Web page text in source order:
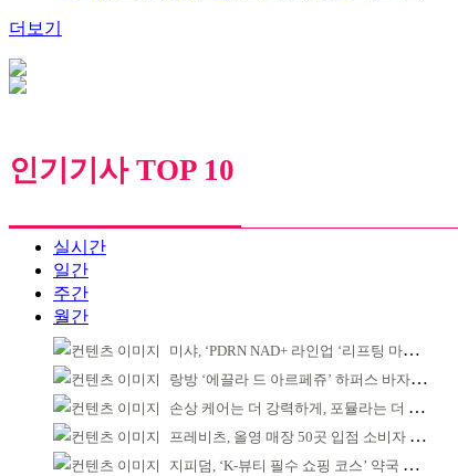
더보기
인기기사 TOP 10
실시간
일간
주간
월간
미샤, ‘PDRN NAD+ 라인업 ‘리프팅 마스크’ 출시
랑방 ‘에끌라 드 아르페쥬’ 하퍼스 바자 화보 공개
손상 케어는 더 강력하게, 포뮬라는 더 산뜻하게!
프레비츠, 올영 매장 50곳 입점 소비자 접점 강화
지피덤, ‘K-뷰티 필수 쇼핑 코스’ 약국 공략